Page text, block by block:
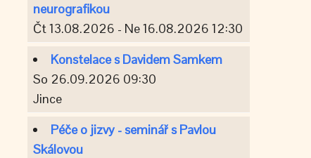
neurografikou
Čt 13.08.2026 - Ne 16.08.2026 12:30
Konstelace s Davidem Samkem
So 26.09.2026 09:30
Jince
Péče o jizvy - seminář s Pavlou
Skálovou